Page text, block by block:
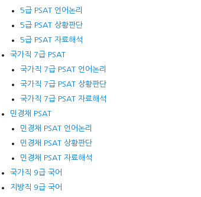
5급 PSAT 언어논리
5급 PSAT 상황판단
5급 PSAT 자료해석
국가직 7급 PSAT
국가직 7급 PSAT 언어논리
국가직 7급 PSAT 상황판단
국가직 7급 PSAT 자료해석
민경채 PSAT
민경채 PSAT 언어논리
민경채 PSAT 상황판단
민경채 PSAT 자료해석
국가직 9급 국어
지방직 9급 국어